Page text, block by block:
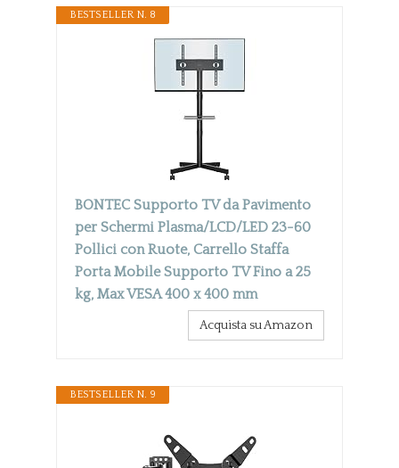
BESTSELLER N. 8
BONTEC Supporto TV da Pavimento
per Schermi Plasma/LCD/LED 23-60
Pollici con Ruote, Carrello Staffa
Porta Mobile Supporto TV Fino a 25
kg, Max VESA 400 x 400 mm
Acquista su Amazon
BESTSELLER N. 9